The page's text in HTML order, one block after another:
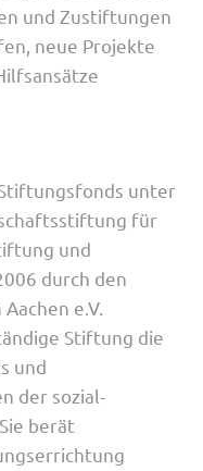
und Zustiftungen
neue Projekte
unter
für
und
durch den
e.V.
Stiftung die
und
der sozial-
berät